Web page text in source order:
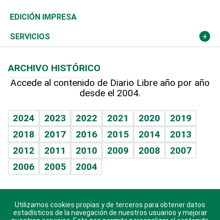
Caribe
Resto del mundo
Global y variable
Economía personal
Novedades
Podcast Arte Libre
Hablando con el pediatra
Vida y familia
Eñe
Celebrando la vida
Sin complejos
En pocas palabras
Escuchando al corazón
Olimpismo
Más deportes
Línea de hit
TBT Deportivo
Noticiero Poteleche
Columnistas
Martes de tecnología
Cambio climático
Deportes
Opinión
Hecho en casa
Guía del dinero
EDICIÓN IMPRESA
SERVICIOS
Cumpleaños
Horóscopos
Crucigramas
ARCHIVO HISTÓRICO
Accede al contenido de Diario Libre año por año
desde el 2004.
2024 2023 2022 2021 2020
2019
2018
2017 2016 2015 2014
2013
2012
2011 2010 2009 2008
2007
2006
2005 2004
Descarga nuestras aplicaciones para Android, iOS y
sistema Huawei.
Utilizamos cookies propias y de terceros para obtener datos
estadísticos de la navegación de nuestros usuarios y mejorar